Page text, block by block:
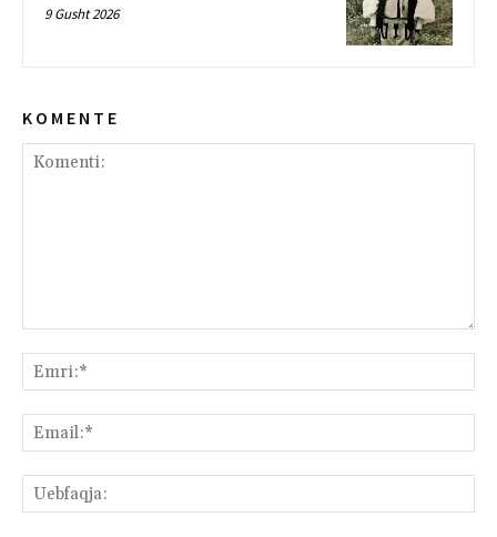
9 Gusht 2026
K O M E N T E